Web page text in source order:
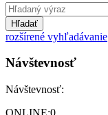
Hľadať
rozšírené vyhľadávanie
Návštevnosť
Návštevnosť:
ONLINE:0